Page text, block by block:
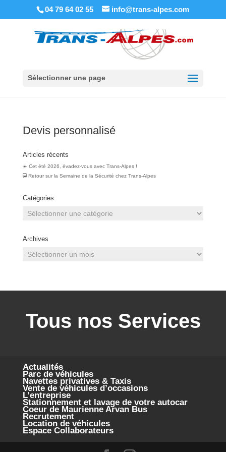
04 79 64 02 55 info@trans-alpes.com
Sélectionner une page
Devis personnalisé
Articles récents
☀️ Cet été 2026, évadez-vous avec Trans-Alpes !
🚍 Retour sur la Semaine de la Sécurité chez Trans‑Alpes
Catégories
Archives
Tous nos Services
Actualités
Parc de véhicules
Navettes privatives & Taxis
Vente de véhicules d’occasions
L’entreprise
Stationnement et lavage de votre autocar
Coeur de Maurienne Arvan Bus
Recrutement
Location de véhicules
Espace Collaborateurs